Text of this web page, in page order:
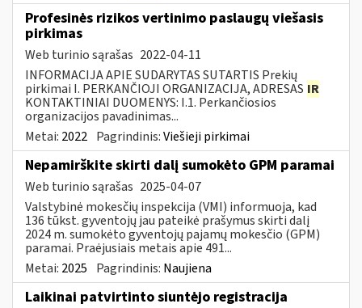
Profesinės rizikos vertinimo paslaugų viešasis
pirkimas
Web turinio sąrašas 2022-04-11
INFORMACIJA APIE SUDARYTAS SUTARTIS Prekių
pirkimai I. PERKANČIOJI ORGANIZACIJA, ADRESAS IR
KONTAKTINIAI DUOMENYS: I.1. Perkančiosios
organizacijos pavadinimas...
Metai: 2022 Pagrindinis:Viešieji pirkimai
Nepamirškite skirti dalį sumokėto GPM paramai
Web turinio sąrašas 2025-04-07
Valstybinė mokesčių inspekcija (VMI) informuoja, kad
136 tūkst. gyventojų jau pateikė prašymus skirti dalį
2024 m. sumokėto gyventojų pajamų mokesčio (GPM)
paramai. Praėjusiais metais apie 491...
Metai: 2025 Pagrindinis: Naujiena
Laikinai patvirtinto siuntėjo registracija